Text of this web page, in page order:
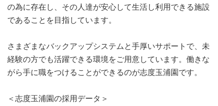
の為に存在し、その人達が安心して生活し利用できる施設
であることを目指しています。
さまざまなバックアップシステムと手厚いサポートで、未
経験の方でも活躍できる環境をご用意しています。働きな
がら手に職をつけることができるのが志度玉浦園です。
＜志度玉浦園の採用データ＞